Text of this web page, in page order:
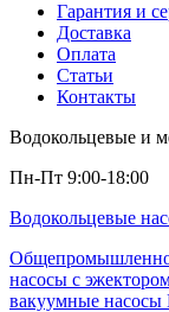
Гарантия и
Доставка
Оплата
Статьи
Контакты
Водокольцевые и
Пн-Пт 9:00-18:00
Водокольцевые
насосы с
вакуумные насосы